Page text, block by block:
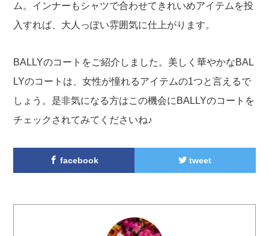
ム。インナーもシャツで合わせてきれいめアイテムを投
入すれば、大人っぽい雰囲気に仕上がります。
BALLYのコートをご紹介しました。美しく華やかなBAL
LYのコートは、女性が憧れるアイテムの1つと言えるで
しょう。是非気になる方はこの機会にBALLYのコートを
チェックされてみてくださいね♪
facebook tweet